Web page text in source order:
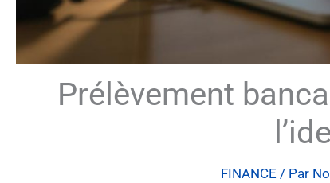
Prélèvement
FINANCE / Par